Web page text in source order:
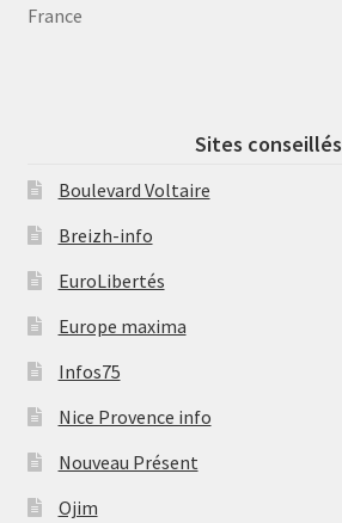
France
Sites conseillés
Boulevard Voltaire
Breizh-info
EuroLibertés
Europe maxima
Infos75
Nice Provence info
Nouveau Présent
Ojim